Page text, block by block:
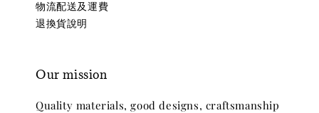
物流配送及運費
退換貨說明
Our mission
Quality materials, good designs, craftsmanship